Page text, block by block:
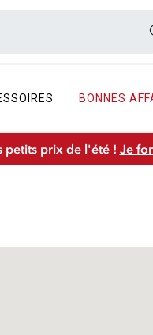
BONNES
petits prix de l'été ! Je